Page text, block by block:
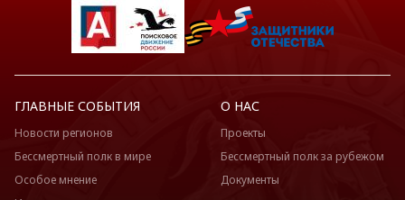
ГЛАВНЫЕ СОБЫТИЯ
Новости регионов
Бессмертный полк в мире
Особое мнение
О НАС
Проекты
Бессмертный полк за рубежом
Документы